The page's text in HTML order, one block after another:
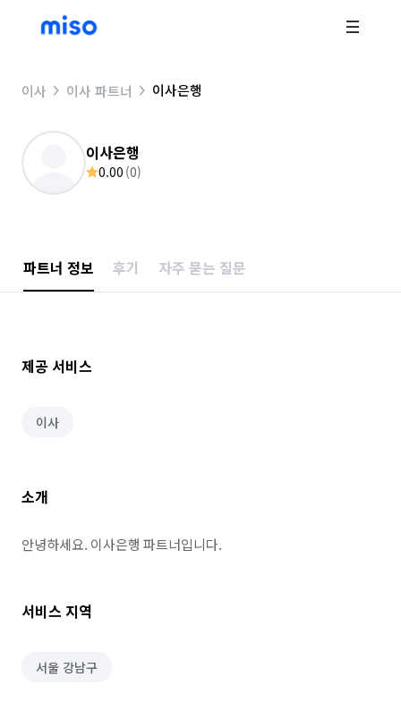
이사 이사 파트너 이사은행
이사은행
0.00 (0)
파트너 정보 후기 자주 묻는 질문
제공 서비스
이사
소개
안녕하세요. 이사은행 파트너입니다.
서비스 지역
서울 강남구